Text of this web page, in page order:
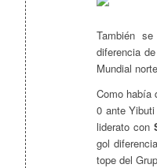
También
diferencia
Mundial
Como había
0 ante
liderato con
gol
tope del